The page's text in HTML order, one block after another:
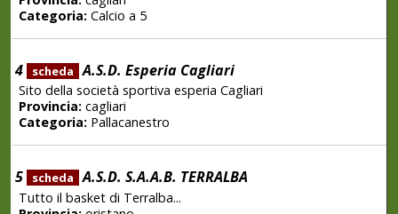
Categoria:Calcio a 5
4 scheda A.S.D. Esperia Cagliari
Sito della società sportiva esperia Cagliari
Provincia:cagliari
Categoria:Pallacanestro
5 scheda A.S.D. S.A.A.B. TERRALBA
Tutto il basket di Terralba...